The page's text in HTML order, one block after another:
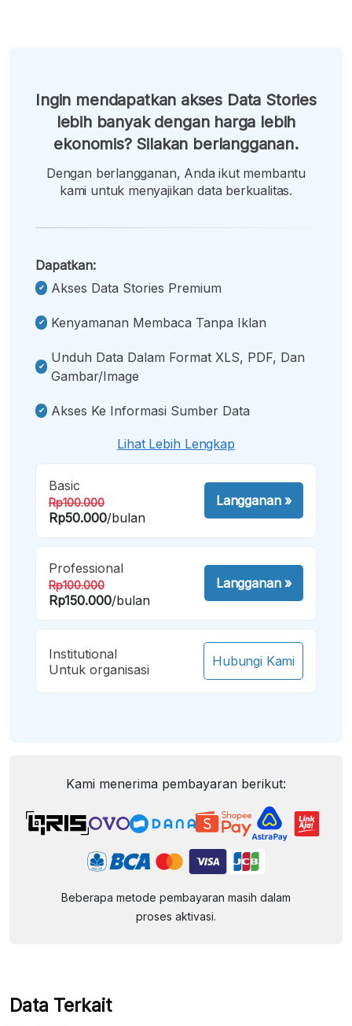
Ingin mendapatkan akses Data Stories
lebih banyak dengan harga lebih
ekonomis? Silakan berlangganan.
Dengan berlangganan, Anda ikut membantu
kami untuk menyajikan data berkualitas.
Dapatkan:
Akses Data Stories Premium
Kenyamanan Membaca Tanpa Iklan
Unduh Data Dalam Format XLS, PDF, Dan
Gambar/image
Akses Ke Informasi Sumber Data
Lihat Lebih Lengkap
Basic
Rp100.000
Rp50.000/bulan
Langganan»
Professional
Rp100.000
Rp150.000/bulan
Langganan»
Institutional
Untuk organisasi
Hubungi Kami
Kami menerima pembayaran berikut:
Beberapa metode pembayaran masih dalam
proses aktivasi.
Data Terkait